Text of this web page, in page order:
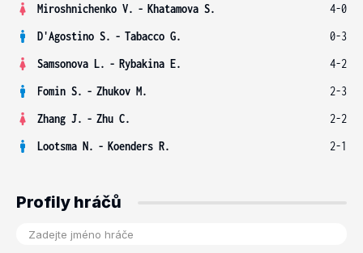
Miroshnichenko V. - Khatamova S.
4-0
D'Agostino S. - Tabacco G.
0-3
Samsonova L. - Rybakina E.
4-2
Fomin S. - Zhukov M.
2-3
Zhang J. - Zhu C.
2-2
Lootsma N. - Koenders R. 2-1
Profily hráčů